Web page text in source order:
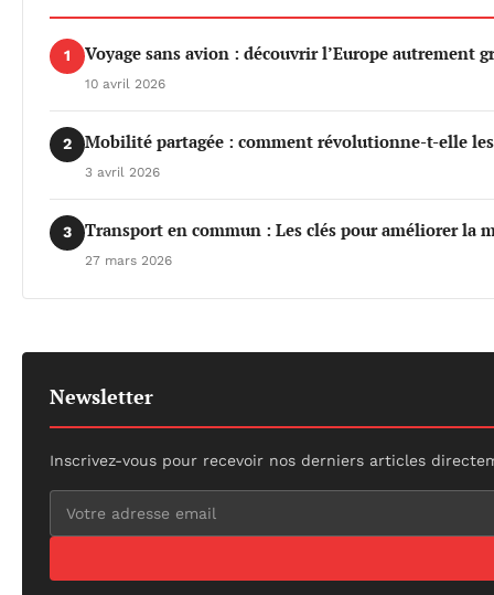
1 Voyage sans avion : découvrir l’Europe autrement
10 avril 2026
2 Mobilité partagée : comment révolutionne-t-elle
3 avril 2026
3 Transport en commun : Les clés pour améliorer la
27 mars 2026
Newsletter
Inscrivez-vous pour recevoir nos derniers articles